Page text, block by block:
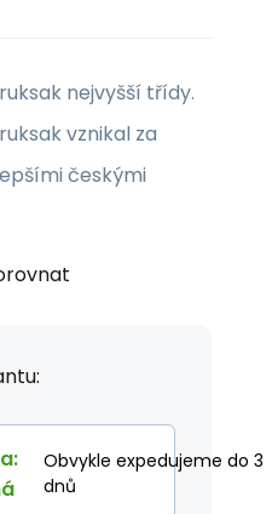
nejvyšší třídy.
vznikal za
českými
:
Obvykle expedujeme do 3
dnů